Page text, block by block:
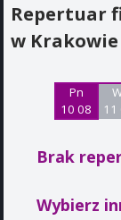
Repertuar
w Krakowie
Pn
10 08
11
Brak
Wybierz